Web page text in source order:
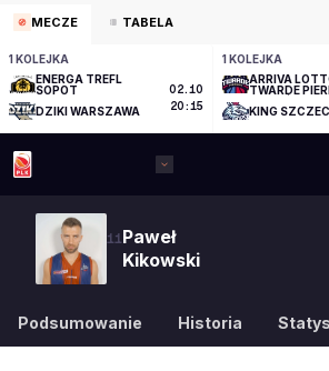
MECZE TABELA
1 KOLEJKA
ENERGA TREFL
SOPOT
DZIKI WARSZAWA
02.10
20:15
1 KOLEJKA
ARRIVA
TWARDE
KING
11Paweł
Kikowski
Podsumowanie Historia